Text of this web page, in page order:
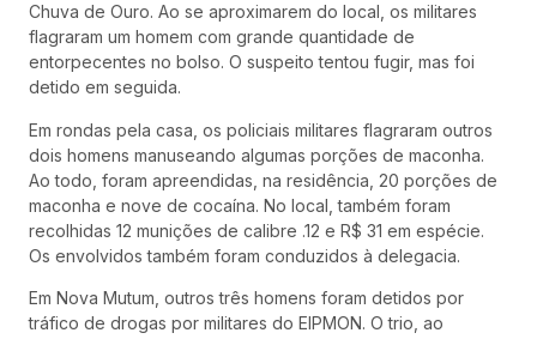
Chuva de Ouro. Ao se aproximarem do local, os militares
flagraram um homem com grande quantidade de
entorpecentes no bolso. O suspeito tentou fugir, mas foi
detido em seguida.
Em rondas pela casa, os policiais militares flagraram outros
dois homens manuseando algumas porções de maconha.
Ao todo, foram apreendidas, na residência, 20 porções de
maconha e nove de cocaína. No local, também foram
recolhidas 12 munições de calibre .12 e R$ 31 em espécie.
Os envolvidos também foram conduzidos à delegacia.
Em Nova Mutum, outros três homens foram detidos por
tráfico de drogas por militares do EIPMON. O trio, ao